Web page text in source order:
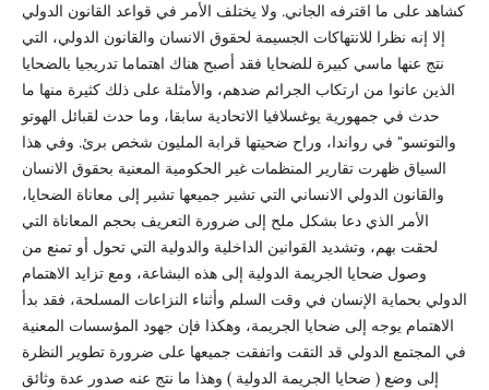
كشاهد على ما اقترفه الجاني. ولا يختلف الأمر في قواعد القانون الدولي
إلا إنه نظرا للانتهاكات الجسيمة لحقوق الانسان والقانون الدولي، التي
نتج عنها ماسي كبيرة للضحايا فقد أصبح هناك اهتماما تدريجيا بالضحايا
الذين عانوا من ارتكاب الجرائم ضدهم، والأمثلة على ذلك كثيرة منها ما
حدث في جمهورية يوغسلافيا الاتحادية سابقا، وما حدث لقبائل الهوتو
والتوتسو" في رواندا، وراح ضحيتها قرابة المليون شخص برئ. وفي هذا
السياق ظهرت تقارير المنظمات غير الحكومية المعنية بحقوق الانسان
والقانون الدولي الانساني التي تشير جميعها تشير إلى معاناة الضحايا،
الأمر الذي دعا بشكل ملح إلى ضرورة التعريف بحجم المعاناة التي
لحقت بهم، وتشديد القوانين الداخلية والدولية التي تحول أو تمنع من
وصول ضحايا الجريمة الدولية إلى هذه البشاعة، ومع تزايد الاهتمام
الدولي بحماية الإنسان في وقت السلم وأثناء النزاعات المسلحة، فقد بدأ
الاهتمام يوجه إلى ضحايا الجريمة، وهكذا فإن جهود المؤسسات المعنية
في المجتمع الدولي قد التقت واتفقت جميعها على ضرورة تطوير النظرة
إلى وضع ( ضحايا الجريمة الدولية ) وهذا ما نتج عنه صدور عدة وثائق